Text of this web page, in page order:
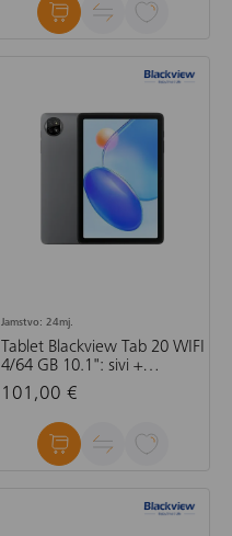
Jamstvo: 24mj.
Tablet Blackview Tab 20 WIFI
4/64 GB 10.1": sivi +
preklopna torbica (bez
adaptera)
101,00 €